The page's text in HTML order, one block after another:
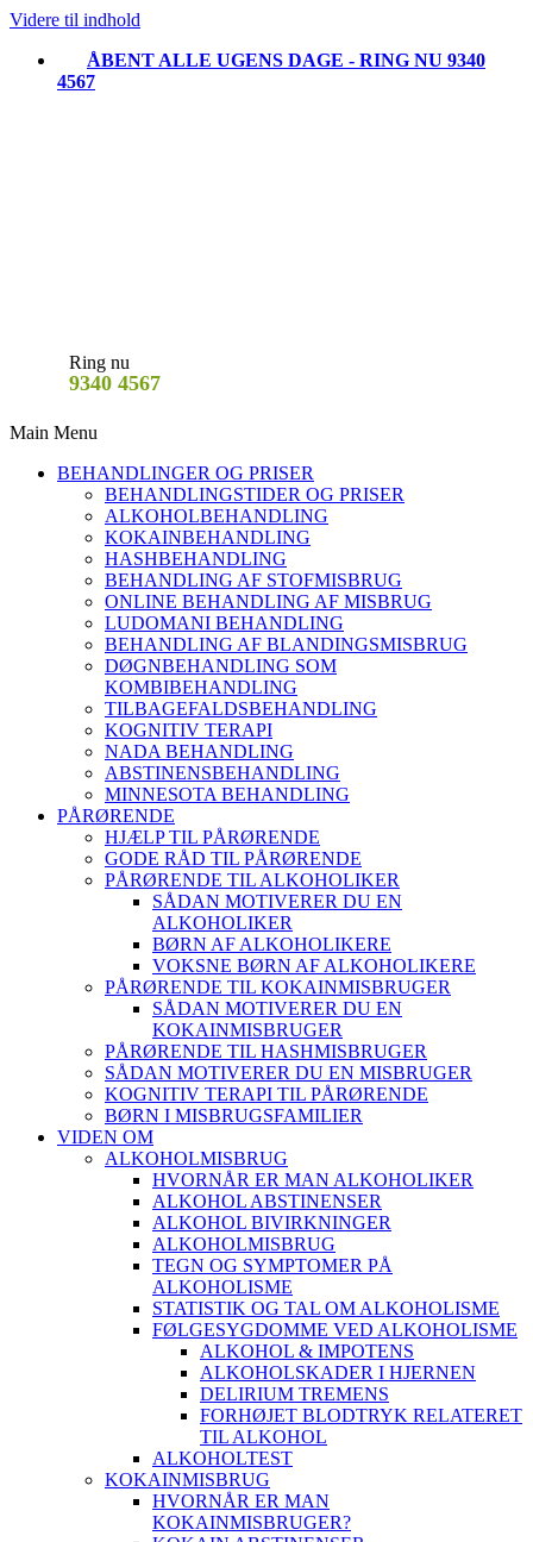
Videre til indhold
ÅBENT ALLE UGENS DAGE - RING NU 9340
4567
Ring nu
9340 4567
Main Menu
BEHANDLINGER OG PRISER
BEHANDLINGSTIDER OG PRISER
ALKOHOLBEHANDLING
KOKAINBEHANDLING
HASHBEHANDLING
BEHANDLING AF STOFMISBRUG
ONLINE BEHANDLING AF MISBRUG
LUDOMANI BEHANDLING
BEHANDLING AF BLANDINGSMISBRUG
DØGNBEHANDLING SOM
KOMBIBEHANDLING
TILBAGEFALDSBEHANDLING
KOGNITIV TERAPI
NADA BEHANDLING
ABSTINENSBEHANDLING
MINNESOTA BEHANDLING
PÅRØRENDE
HJÆLP TIL PÅRØRENDE
GODE RÅD TIL PÅRØRENDE
PÅRØRENDE TIL ALKOHOLIKER
SÅDAN MOTIVERER DU EN
ALKOHOLIKER
BØRN AF ALKOHOLIKERE
VOKSNE BØRN AF ALKOHOLIKERE
PÅRØRENDE TIL KOKAINMISBRUGER
SÅDAN MOTIVERER DU EN
KOKAINMISBRUGER
PÅRØRENDE TIL HASHMISBRUGER
SÅDAN MOTIVERER DU EN MISBRUGER
KOGNITIV TERAPI TIL PÅRØRENDE
BØRN I MISBRUGSFAMILIER
VIDEN OM
ALKOHOLMISBRUG
HVORNÅR ER MAN ALKOHOLIKER
ALKOHOL ABSTINENSER
ALKOHOL BIVIRKNINGER
ALKOHOLMISBRUG
TEGN OG SYMPTOMER PÅ
ALKOHOLISME
STATISTIK OG TAL OM ALKOHOLISME
FØLGESYGDOMME VED ALKOHOLISME
ALKOHOL & IMPOTENS
ALKOHOLSKADER I HJERNEN
DELIRIUM TREMENS
FORHØJET BLODTRYK RELATERET
TIL ALKOHOL
ALKOHOLTEST
KOKAINMISBRUG
HVORNÅR ER MAN
KOKAINMISBRUGER?